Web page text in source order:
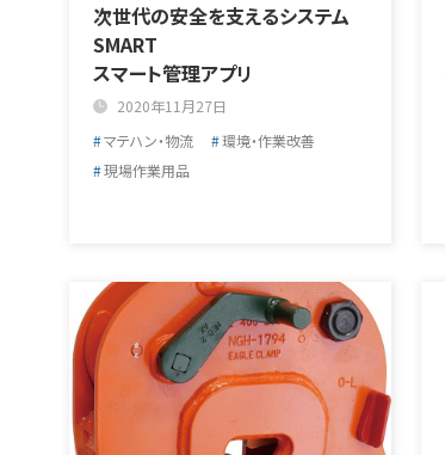
次世代の安全を支えるシステム
SMART
スマート管理アプリ
2020年11月27日
マテハン・物流
環境・作業改善
現場作業用品